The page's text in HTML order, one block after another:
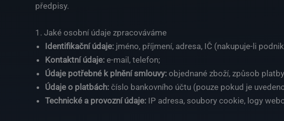
předpisy.
1. Jaké osobní údaje zpracováváme
Identifikační údaje: jméno, příjmení, adresa, IČ (nakupuje-li
Kontaktní údaje: e-mail, telefon;
Údaje potřebné k plnění smlouvy: objednané zboží, způsob
Údaje o platbách: číslo bankovního účtu (pouze pokud je
Technické a provozní údaje: IP adresa, soubory cookie, logy